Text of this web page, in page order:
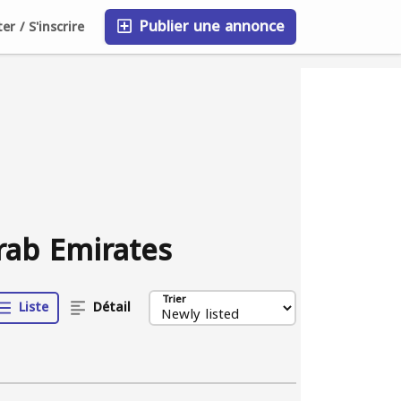
Publier une annonce
/ S'inscrire
Entreprises
Blog
FAQ
Emirates
Liste Détail Trier